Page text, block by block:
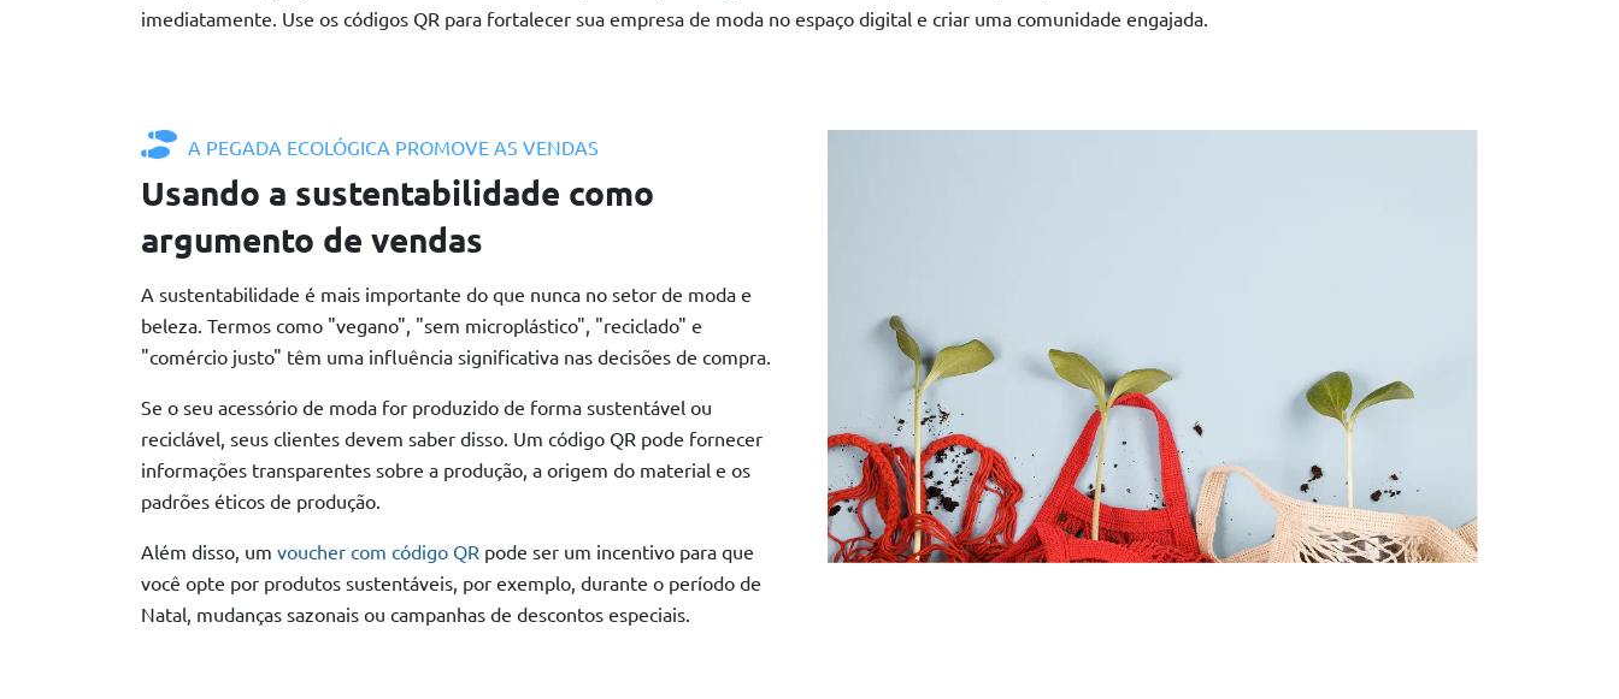
imediatamente. Use os códigos QR para fortalecer sua empresa de moda no espaço digital e criar uma comunidade engajada.
A PEGADA ECOLÓGICA PROMOVE AS VENDAS
Usando a sustentabilidade como
argumento de vendas
A sustentabilidade é mais importante do que nunca no setor de moda e
beleza. Termos como "vegano", "sem microplástico", "reciclado" e
"comércio justo" têm uma influência significativa nas decisões de compra.
Se o seu acessório de moda for produzido de forma sustentável ou
reciclável, seus clientes devem saber disso. Um código QR pode fornecer
informações transparentes sobre a produção, a origem do material e os
padrões éticos de produção.
Além disso, um voucher com código QR pode ser um incentivo para que
você opte por produtos sustentáveis, por exemplo, durante o período de
Natal, mudanças sazonais ou campanhas de descontos especiais.